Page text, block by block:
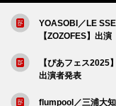
YOASOBI／LE
【ZOZOFES】出演
【ぴあフェス
出演者発表
flumpool／三浦大